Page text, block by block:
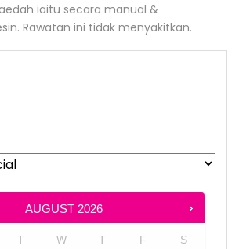
iaitu secara manual &
Rawatan ini tidak menyakitkan.
AUGUST 2026
T W T F S